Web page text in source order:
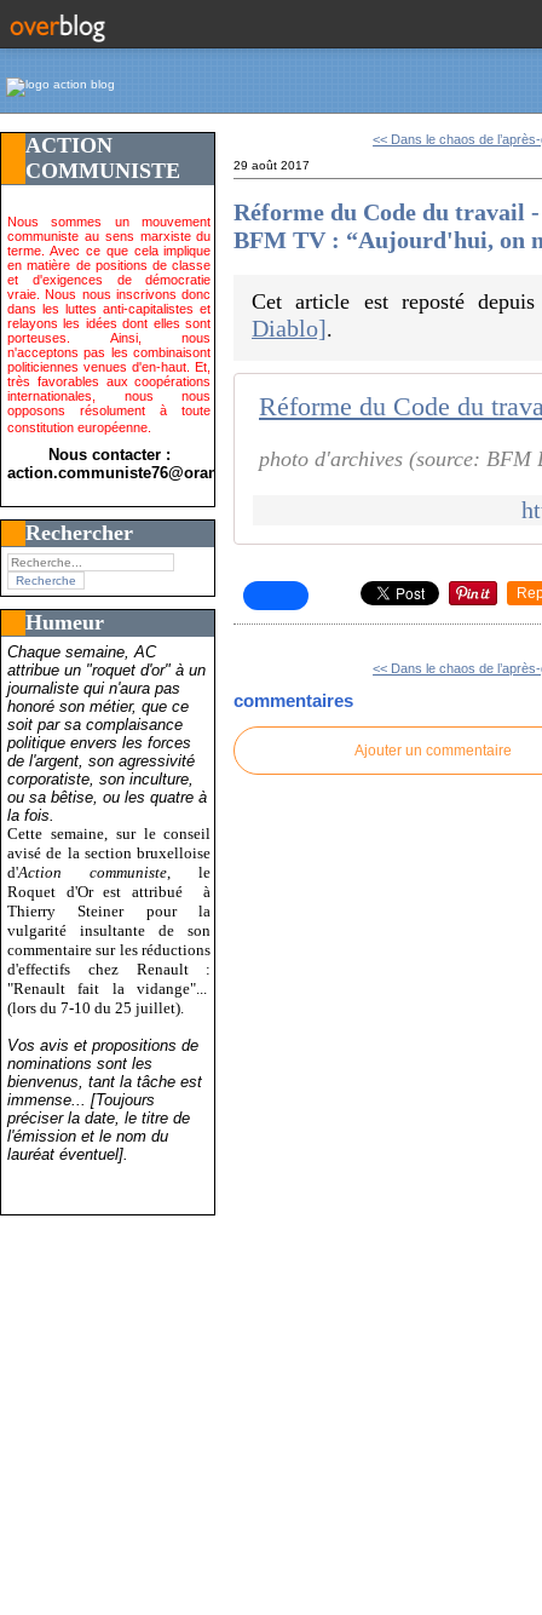
ACTION
COMMUNISTE
Nous sommes un mouvement
communiste au sens marxiste du
terme. Avec ce que cela implique
en matière de positions de classe
et d'exigences de démocratie
vraie. Nous nous inscrivons donc
dans les luttes anti-capitalistes et
relayons les idées dont elles sont
porteuses. Ainsi, nous
n'acceptons pas les combinaisont
politiciennes venues d'en-haut. Et,
très favorables aux coopérations
internationales, nous nous
opposons résolument à toute
constitution européenne.
Nous contacter :
action.communiste76@orange.fr>
Rechercher
Humeur
Chaque semaine, AC
attribue un "roquet d'or" à un
journaliste qui n'aura pas
honoré son métier, que ce
soit par sa complaisance
politique envers les forces
de l'argent, son agressivité
corporatiste, son inculture,
ou sa bêtise, ou les quatre à
la fois.
Cette semaine, sur le conseil
avisé de la section bruxelloise
d'Action communiste , le
Roquet d'Or est attribué
à
Thierry Steiner pour la
vulgarité insultante de son
commentaire sur les réductions
d'effectifs chez Renault :
"Renault fait la vidange"...
(lors du 7-10 du 25 juillet).
Vos avis et propositions de
nominations sont les
bienvenus, tant la tâche est
immense... [Toujours
préciser la date, le titre de
l'émission et le nom du
lauréat éventuel].
<< Dans le chaos de
29 août 2017
Réforme du Code du travail
BFM TV : “Aujourd'hui, on
Cet article est reposté
Diablo].
photo d'archives (source: BFM
<< Dans le chaos de
commentaires
Ajouter un commentaire